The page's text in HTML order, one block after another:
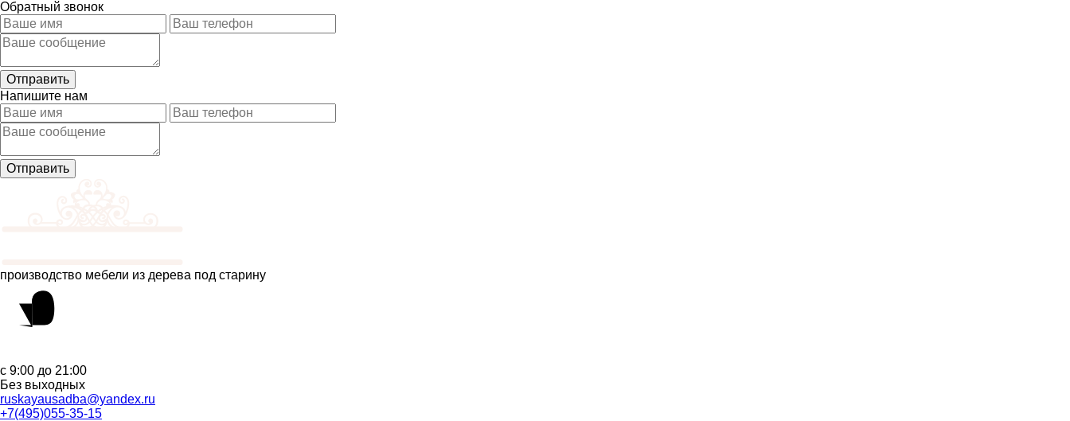
Обратный звонок
Напишите нам
производство мебели из дерева под старину
с 9:00 до 21:00
Без выходных
ruskayausadba@yandex.ru
+7(495)055-35-15